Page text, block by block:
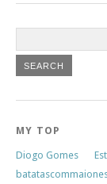
MY TOP
Diogo Gomes